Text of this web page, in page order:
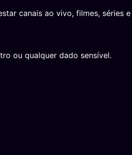
canais ao vivo, filmes, séries
ou qualquer dado sensível.